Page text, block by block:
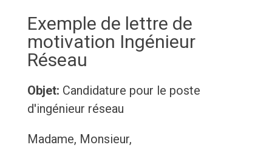
Exemple de lettre de
motivation Ingénieur
Réseau
Objet: Candidature pour le poste
d'ingénieur réseau
Madame, Monsieur,